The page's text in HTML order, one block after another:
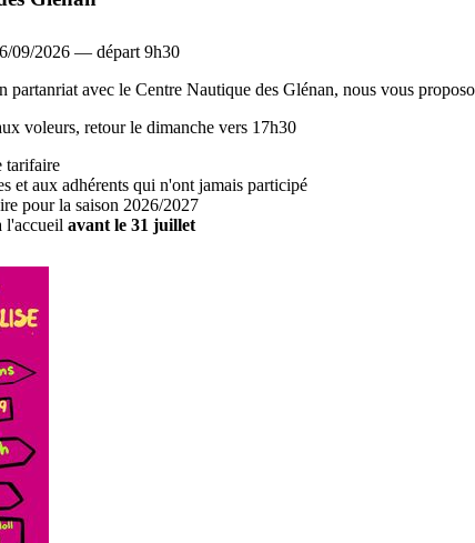
09/2026 — départ 9h30
partanriat avec le Centre Nautique des Glénan, nous vous
voleurs, retour le dimanche vers 17h30
tarifaire
et aux adhérents qui n'ont jamais participé
pour la saison 2026/2027
l'accueil avant le 31 juillet